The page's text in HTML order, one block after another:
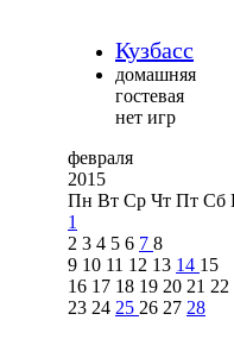
Кузбасс
домашняя
гостевая
нет игр
февраля
2015
Пн Вт Ср Чт Пт Сб
1
2 3 4 5 6 7 8
9 10 11 12 13 14 15
16 17 18 19 20 21 22
23 24 25 26 27 28